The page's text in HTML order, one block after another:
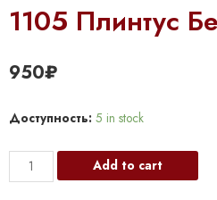
1105 Плинтус
950₽
Доступность: 5 in stock
1105
Плинтус
Add to cart